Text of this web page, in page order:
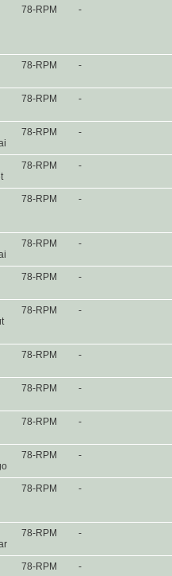
78-RPM -
78-RPM -
78-RPM -
78-RPM -
78-RPM -
78-RPM -
78-RPM -
78-RPM -
78-RPM -
78-RPM -
78-RPM -
78-RPM -
78-RPM -
78-RPM -
78-RPM -
78-RPM -